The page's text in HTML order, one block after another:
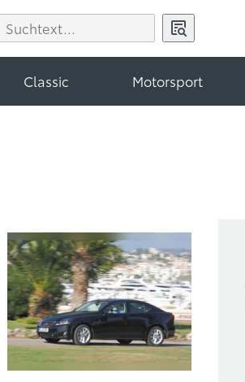
Classic Motorsport